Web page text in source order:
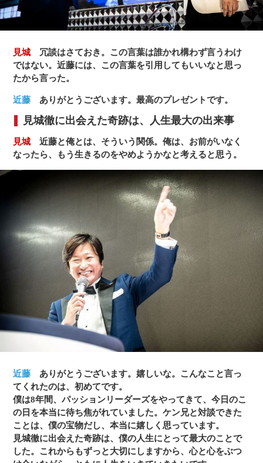
見城 冗談はさておき。この言葉は誰かれ構わず言うわけ
ではない。近藤には、この言葉を引用してもいいなと思っ
たから言った。
近藤 ありがとうございます。最高のプレゼントです。
見城徹に出会えた奇跡は、人生最大の出来事
見城 近藤と俺とは、そういう関係。俺は、お前がいなく
なったら、もう生きるのをやめようかなと考えると思う。
近藤 ありがとうございます。嬉しいな。こんなこと言っ
てくれたのは、初めてです。
僕は8年間、パッションリーダーズをやってきて、今日のこ
の日を本当に待ち焦がれていました。ケン兄と対談できた
ことは、僕の宝物だし、本当に嬉しく思っています。
見城徹に出会えた奇跡は、僕の人生にとって最大のことで
した。これからもずっと大切にしますから、心と心をぶつ